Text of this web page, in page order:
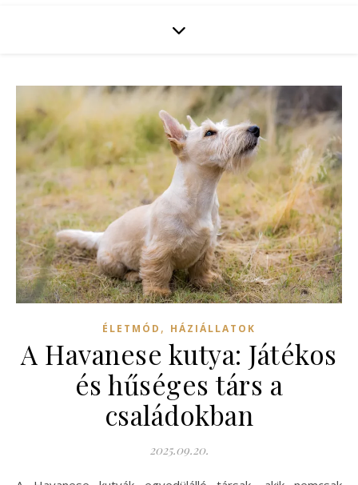
ÉLETMÓD , HÁZIÁLLATOK
A Havanese kutya: Játékos
és hűséges társ a
családokban
2025.09.20.